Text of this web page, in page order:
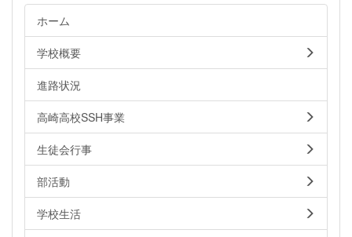
ホーム
学校概要
進路状況
高崎高校SSH事業
生徒会行事
部活動
学校生活